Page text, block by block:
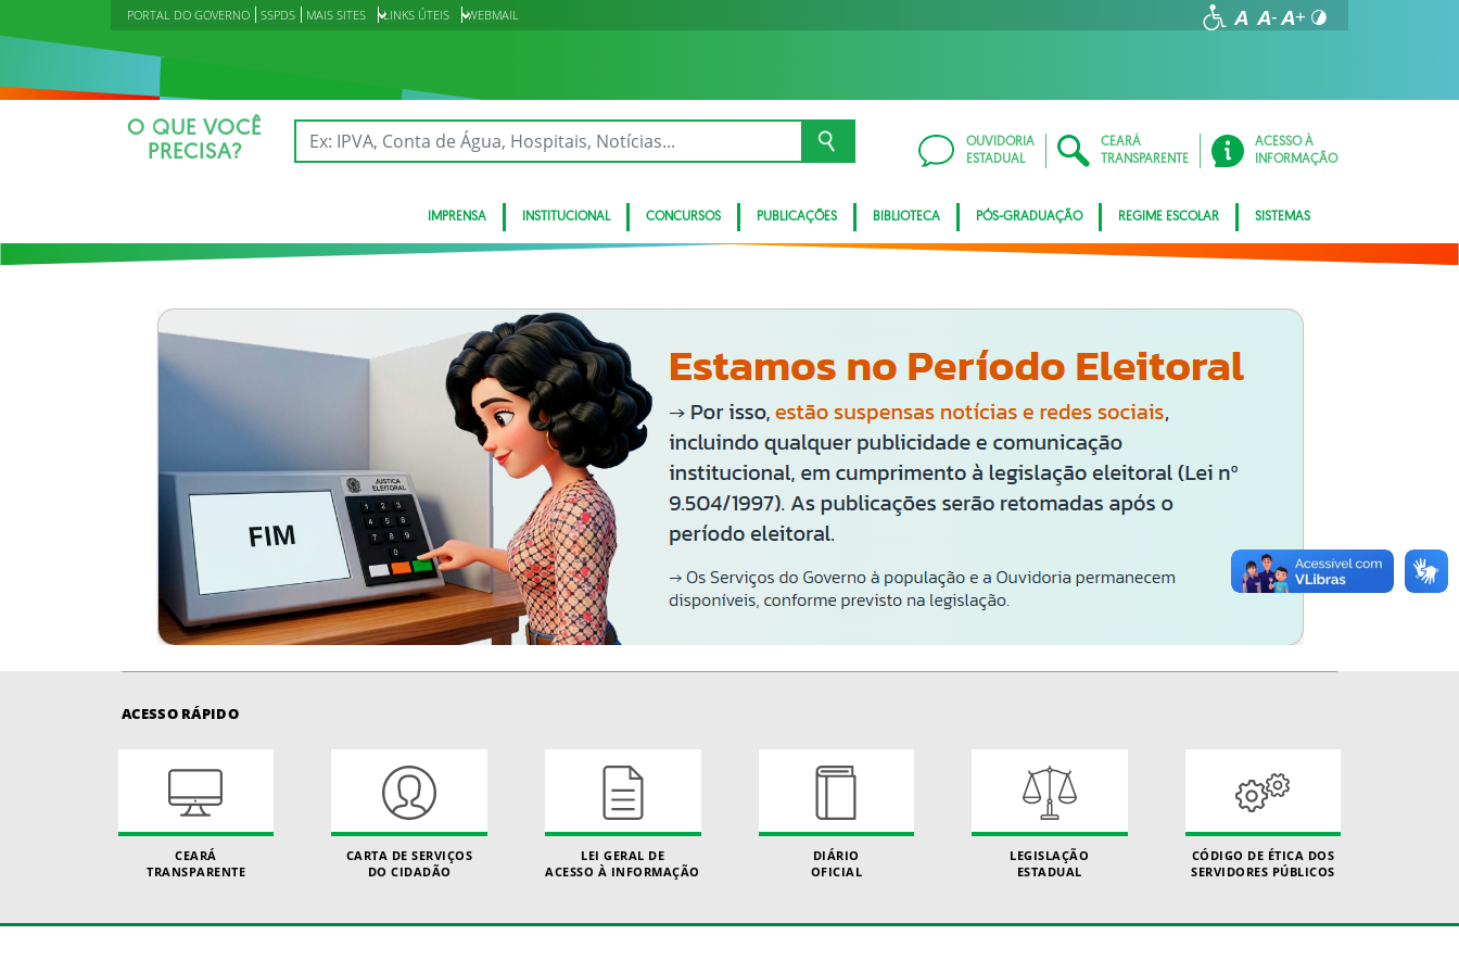
PORTAL DO GOVERNO SSPDS MAIS SITES LINKS ÚTEIS WEBMAIL
O QUE VOCÊ
PRECISA?
OUVIDORIA
ESTADUAL
CEARÁ
TRANSPARENTE
ACESSO À
INFORMAÇÃO
IMPRENSA INSTITUCIONAL CONCURSOS PUBLICAÇÕES BIBLIOTECA PÓS-GRADUAÇÃO REGIME ESCOLAR SISTEMAS
ACESSO RÁPIDO
CEARÁ
TRANSPARENTE
CARTA DE SERVIÇOS
DO CIDADÃO
LEI GERAL DE
ACESSO À INFORMAÇÃO
DIÁRIO
OFICIAL
LEGISLAÇÃO
ESTADUAL
CÓDIGO DE ÉTICA DOS
SERVIDORES PÚBLICOS